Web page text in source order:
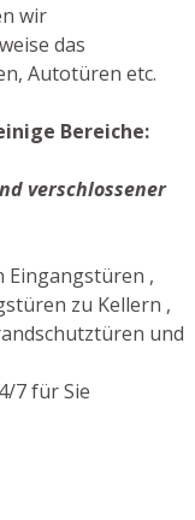
wir
das
Autotüren etc.
Bereiche:
verschlossener
Eingangstüren ,
zu Kellern ,
und
7 für Sie